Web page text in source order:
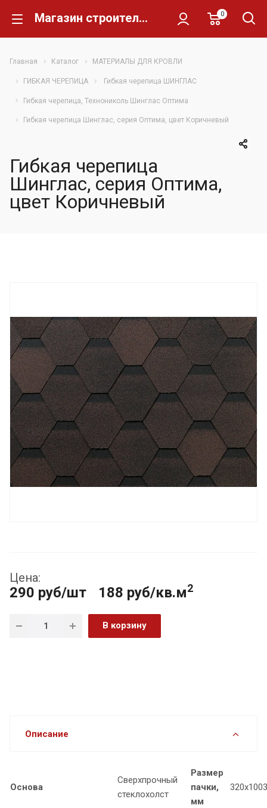
Магазин строительных материалов Склад Кирпича 0
Главная Каталог МАТЕРИАЛЫ ДЛЯ КРОВЛИ
ГИБКАЯ ЧЕРЕПИЦА Гибкая черепица ШИНГЛАС
Гибкая черепица, Технониколь Шинглас Оптима
Гибкая черепица Шинглас, серия Оптима, цвет Коричневый
Гибкая черепица
Шинглас, серия Оптима,
цвет Коричневый
Цена:
290 руб/шт 188 руб/кв.м2
В корзину
Описание
Основа
Сверхпрочный
стеклохолст
Размер
пачки,
мм